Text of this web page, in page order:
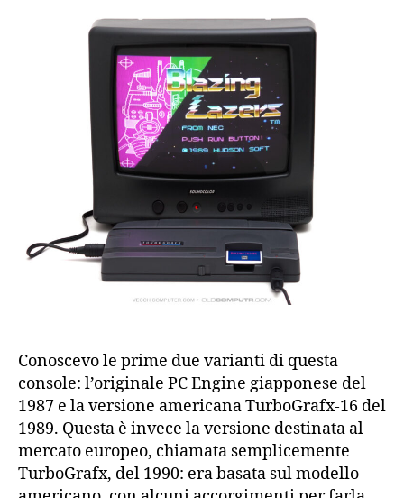
Conoscevo le prime due varianti di questa
console: l’originale PC Engine giapponese del
1987 e la versione americana TurboGrafx-16 del
1989. Questa è invece la versione destinata al
mercato europeo, chiamata semplicemente
TurboGrafx, del 1990: era basata sul modello